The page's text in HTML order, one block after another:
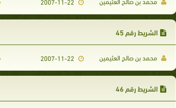
الشريط رقم 45
محمد بن صالح العثيمين
الشريط رقم 46